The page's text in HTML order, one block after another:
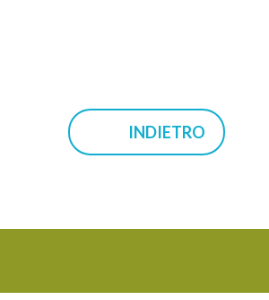
INDIETRO